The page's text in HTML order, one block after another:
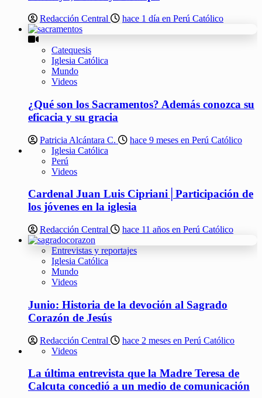
Redacción Central hace 1 día en Perú Católico
Catequesis
Iglesia Católica
Mundo
Videos
¿Qué son los Sacramentos? Además conozca su
eficacia y su gracia
Patricia Alcántara C.
hace 9 meses en Perú Católico
Iglesia Católica
Perú
Videos
Cardenal Juan Luis Cipriani│Participación de
los jóvenes en la iglesia
Redacción Central hace 11 años en Perú Católico
Entrevistas y reportajes
Iglesia Católica
Mundo
Videos
Junio: Historia de la devoción al Sagrado
Corazón de Jesús
Redacción Central
hace 2 meses en Perú Católico
Videos
La última entrevista que la Madre Teresa de
Calcuta concedió a un medio de comunicación